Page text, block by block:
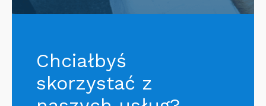
Chciałbyś
skorzystać z